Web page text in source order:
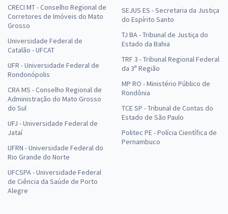
CRECI MT - Conselho Regional de
Corretores de Imóveis do Mato
Grosso
Universidade Federal de
Catalão - UFCAT
UFR - Universidade Federal de
Rondonópolis
CRA MS - Conselho Regional de
Administração do Mato Grosso
do Sul
UFJ - Universidade Federal de
Jataí
UFRN - Universidade Federal do
Rio Grande do Norte
UFCSPA - Universidade Federal
de Ciência da Saúde de Porto
Alegre
SEJUS ES - Secretaria da Justiça
do Espírito Santo
TJ BA - Tribunal de Justiça do
Estado da Bahia
TRF 3 - Tribunal Regional Federal
da 3ª Região
MP RO - Ministério Público de
Rondônia
TCE SP - Tribunal de Contas do
Estado de São Paulo
Politec PE - Polícia Científica de
Pernambuco